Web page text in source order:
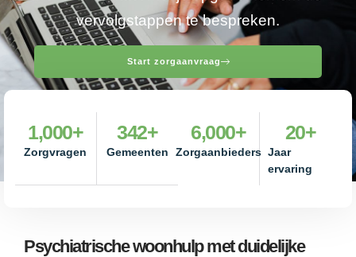
vervolgstappen te bespreken.
Start zorgaanvraag
Zorgvragen
1,000+
Gemeenten
342+
Zorgaanbieders
6,000+
Jaar
ervaring
20+
Psychiatrische woonhulp met duidelijke